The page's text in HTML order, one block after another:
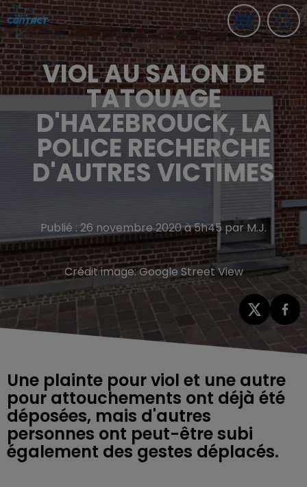
VIOL AU SALON DE
TATOUAGE
D'HAZEBROUCK, LA
POLICE RECHERCHE
D'AUTRES VICTIMES
Publié : 26 novembre 2020 à 5h45 par M.J.
Crédit image:Google Street View
Une plainte pour viol et une autre
pour attouchements ont déjà été
déposées, mais d'autres
personnes ont peut-être subi
également des gestes déplacés.